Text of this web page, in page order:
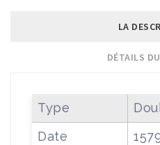
LA
DÉTAILS
Type
Date